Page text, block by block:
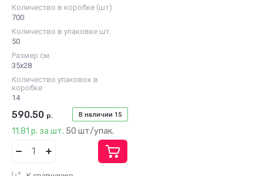
Количество в коробке (шт)
700
Количество в упаковке шт.
50
Размер см.
35х28
Количество упаковок в
коробке
14
В наличии 15
590.50 р.
11.81 р. за шт. 50 шт/упак.